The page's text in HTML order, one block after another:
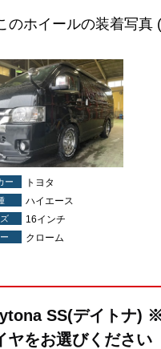
のホイールの装着写真
ー トヨタ
ハイエース
16インチ
クローム
SS(デイトナ)
ヤをお選びください